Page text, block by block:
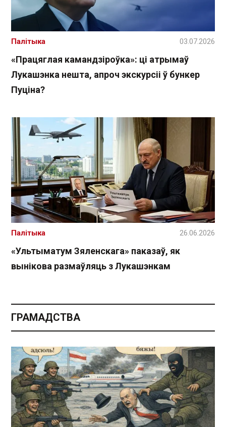
«Працяглая камандзіроўка»: ці атрымаў
Лукашэнка нешта, апроч экскурсіі ў бункер
Пуціна?
Палітыка 03.07.2026
«Ультыматум Зяленскага» паказаў, як
вынікова размаўляць з Лукашэнкам
Палітыка 26.06.2026
ГРАМАДСТВА